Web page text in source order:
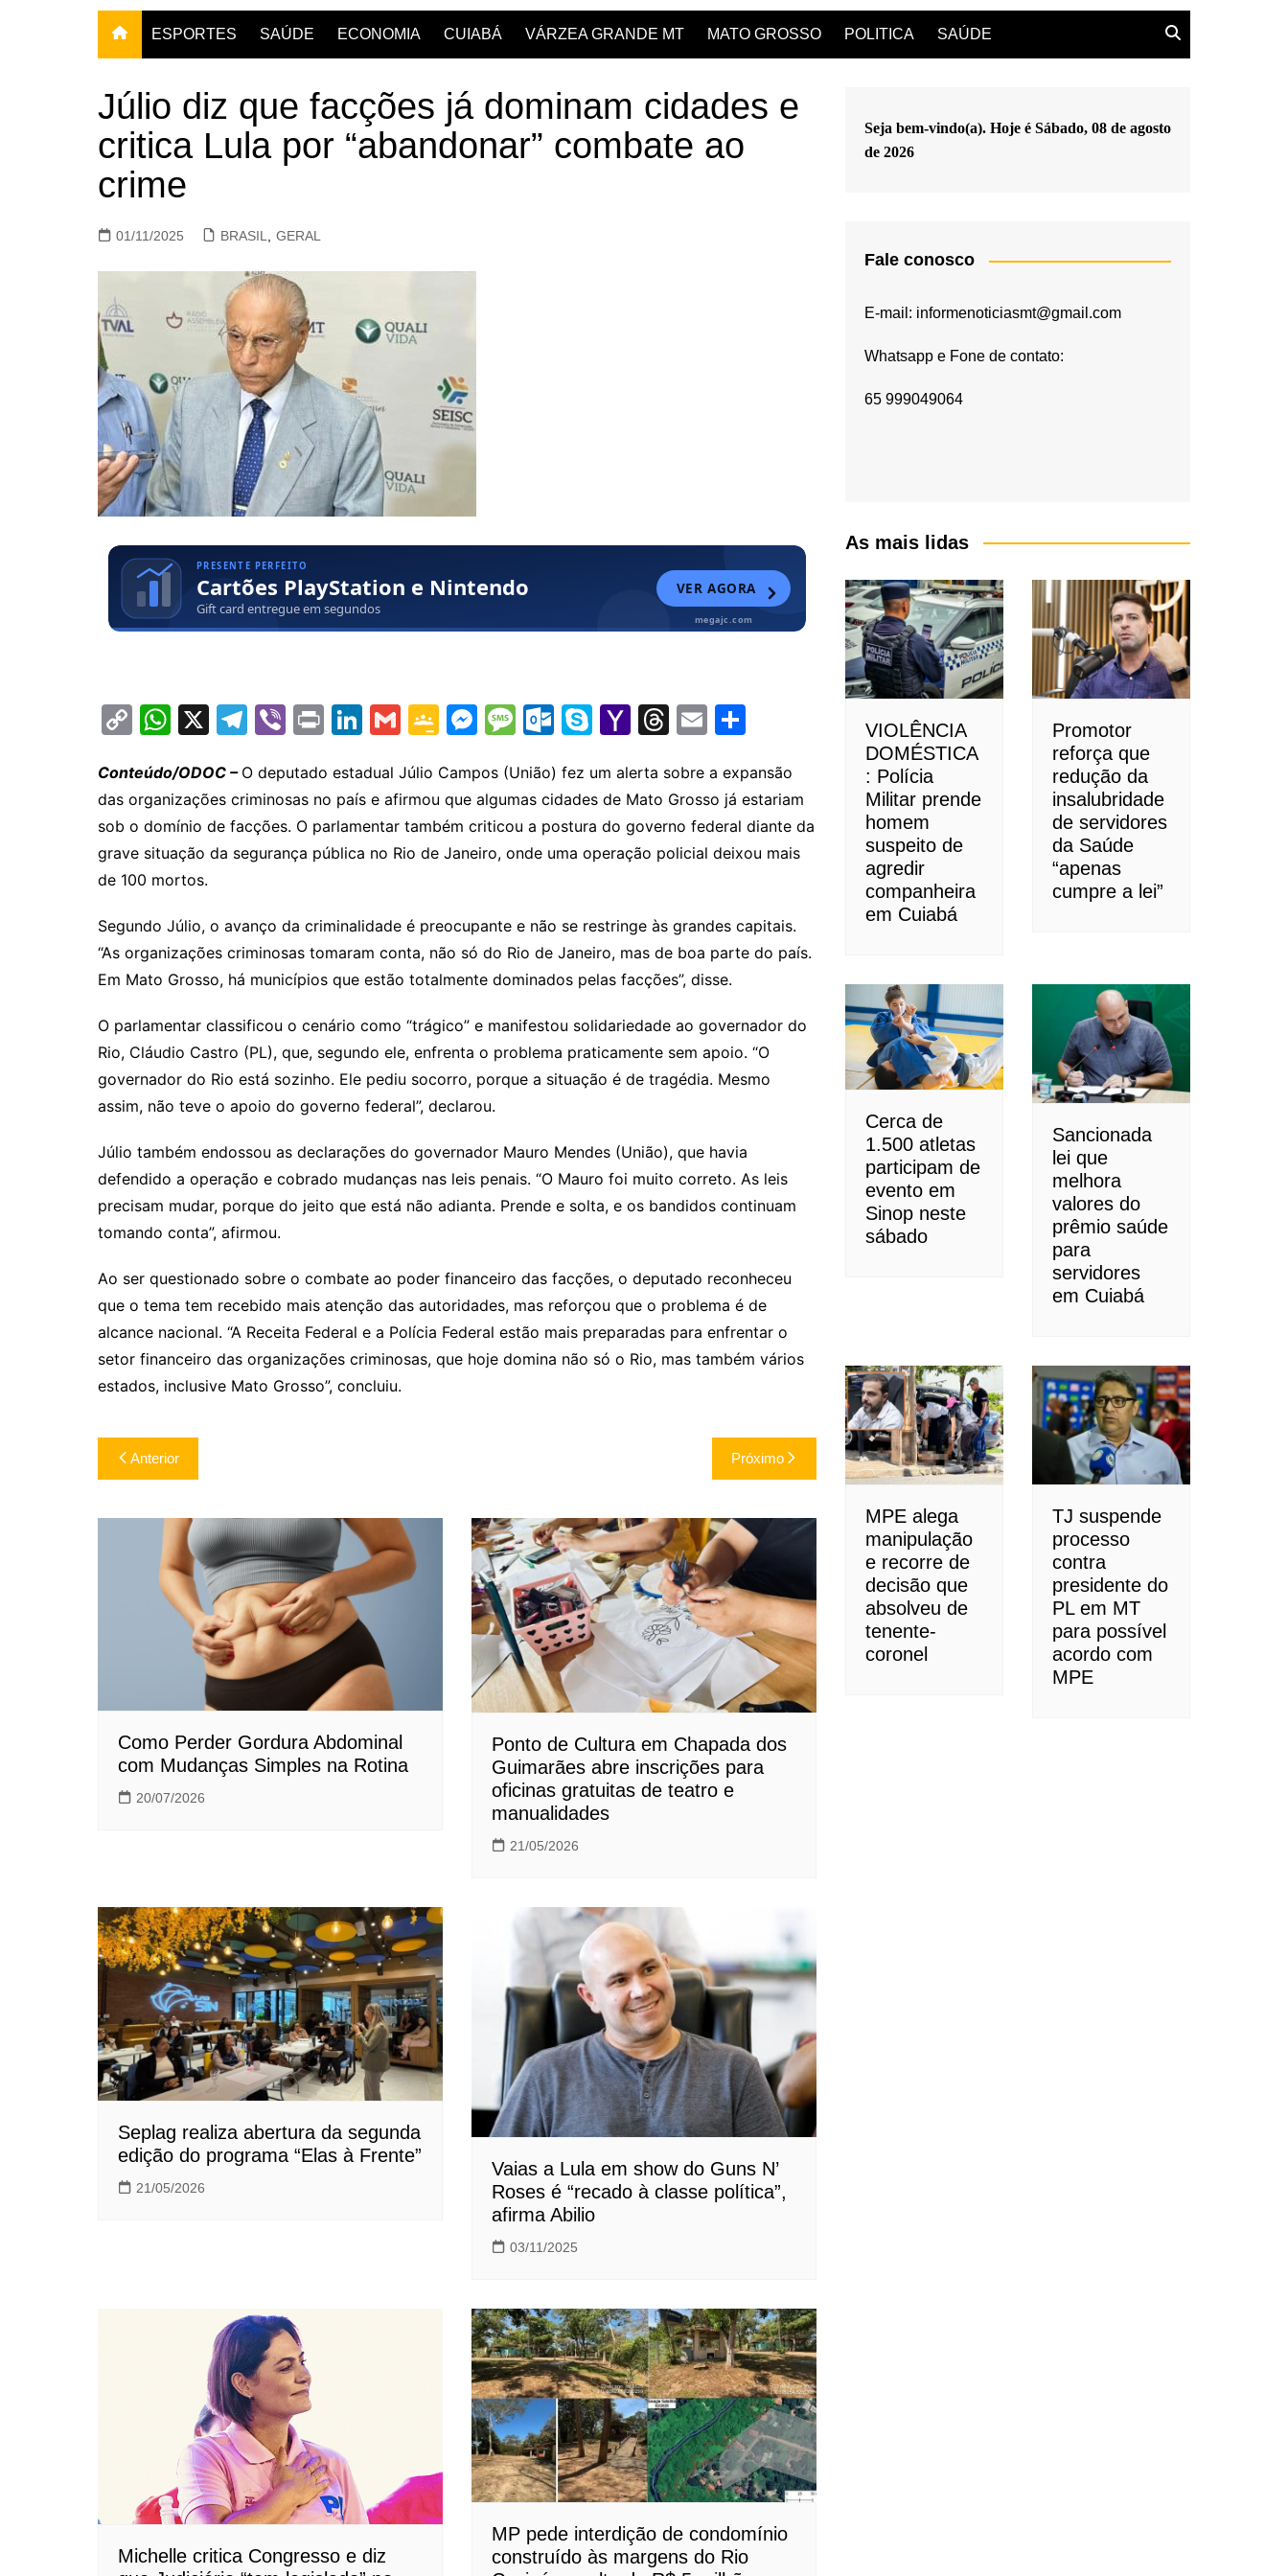
ESPORTES SAÚDE ECONOMIA CUIABÁ VÁRZEA GRANDE MT MATO GROSSO POLITICA SAÚDE
Júlio diz que facções já dominam cidades e
critica Lula por “abandonar” combate ao
crime
01/11/2025 BRASIL, GERAL
C
p
y
Li
n
W
at
s
A
p
X
T
e
gr
a
m
Vi
er
Pr
t
Li
k
e
dI
G
ai
l
G
o
gl
e
s
sr
o
o
m
M
s
s
e
er
M
s
s
a
O
lo
o
k.
m
S
y
p
e
Y
h
o
o
M
l
T
e
a
d
E
ai
l
ar
e
Conteúdo/ODOC – O deputado estadual Júlio Campos (União) fez um alerta sobre a expansão
das organizações criminosas no país e afirmou que algumas cidades de Mato Grosso já estariam
sob o domínio de facções. O parlamentar também criticou a postura do governo federal diante da
grave situação da segurança pública no Rio de Janeiro, onde uma operação policial deixou mais
de 100 mortos.
Segundo Júlio, o avanço da criminalidade é preocupante e não se restringe às grandes capitais.
“As organizações criminosas tomaram conta, não só do Rio de Janeiro, mas de boa parte do país.
Em Mato Grosso, há municípios que estão totalmente dominados pelas facções”, disse.
O parlamentar classificou o cenário como “trágico” e manifestou solidariedade ao governador do
Rio, Cláudio Castro (PL), que, segundo ele, enfrenta o problema praticamente sem apoio. “O
governador do Rio está sozinho. Ele pediu socorro, porque a situação é de tragédia. Mesmo
assim, não teve o apoio do governo federal”, declarou.
Júlio também endossou as declarações do governador Mauro Mendes (União), que havia
defendido a operação e cobrado mudanças nas leis penais. “O Mauro foi muito correto. As leis
precisam mudar, porque do jeito que está não adianta. Prende e solta, e os bandidos continuam
tomando conta”, afirmou.
Ao ser questionado sobre o combate ao poder financeiro das facções, o deputado reconheceu
que o tema tem recebido mais atenção das autoridades, mas reforçou que o problema é de
alcance nacional. “A Receita Federal e a Polícia Federal estão mais preparadas para enfrentar o
setor financeiro das organizações criminosas, que hoje domina não só o Rio, mas também vários
estados, inclusive Mato Grosso”, concluiu.
Navegação
de
Post
Anterior Próximo
Como Perder Gordura Abdominal
com Mudanças Simples na Rotina
20/07/2026
Ponto de Cultura em Chapada dos
Guimarães abre inscrições para
oficinas gratuitas de teatro e
manualidades
21/05/2026
Seplag realiza abertura da segunda
edição do programa “Elas à Frente”
21/05/2026
Vaias a Lula em show do Guns N’
Roses é “recado à classe política”,
afirma Abilio
03/11/2025
Michelle critica Congresso e diz
MP pede interdição de condomínio
construído às margens do Rio
Seja bem-vindo(a). Hoje é Sábado, 08 de agosto
de 2026
Fale conosco
E-mail: informenoticiasmt@gmail.com
Whatsapp e Fone de contato:
65 999049064
As mais lidas
VIOLÊNCIA
DOMÉSTICA
: Polícia
Militar prende
homem
suspeito de
agredir
companheira
em Cuiabá
Promotor
reforça que
redução da
insalubridade
de servidores
da Saúde
“apenas
cumpre a lei”
Cerca de
1.500 atletas
participam de
evento em
Sinop neste
sábado
Sancionada
lei que
melhora
valores do
prêmio saúde
para
servidores
em Cuiabá
MPE alega
manipulação
e recorre de
decisão que
absolveu de
tenente-
coronel
TJ suspende
processo
contra
presidente do
PL em MT
para possível
acordo com
MPE